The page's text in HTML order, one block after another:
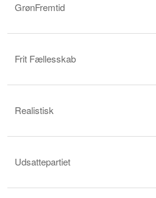
GrønFremtid
Frit Fællesskab
Realistisk
Udsattepartiet